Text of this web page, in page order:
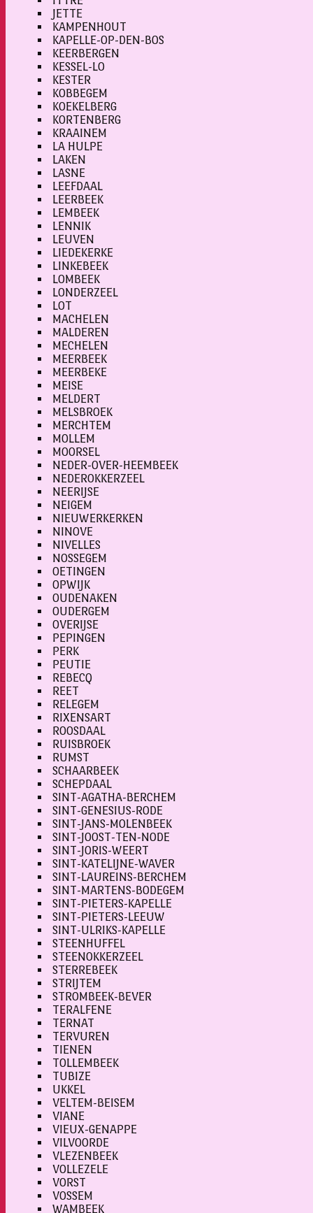
JETTE
KAMPENHOUT
KAPELLE-OP-DEN-BOS
KEERBERGEN
KESSEL-LO
KESTER
KOBBEGEM
KOEKELBERG
KORTENBERG
KRAAINEM
LA HULPE
LAKEN
LASNE
LEEFDAAL
LEERBEEK
LEMBEEK
LENNIK
LEUVEN
LIEDEKERKE
LINKEBEEK
LOMBEEK
LONDERZEEL
LOT
MACHELEN
MALDEREN
MECHELEN
MEERBEEK
MEERBEKE
MEISE
MELDERT
MELSBROEK
MERCHTEM
MOLLEM
MOORSEL
NEDER-OVER-HEEMBEEK
NEDEROKKERZEEL
NEERIJSE
NEIGEM
NIEUWERKERKEN
NINOVE
NIVELLES
NOSSEGEM
OETINGEN
OPWIJK
OUDENAKEN
OUDERGEM
OVERIJSE
PEPINGEN
PERK
PEUTIE
REBECQ
REET
RELEGEM
RIXENSART
ROOSDAAL
RUISBROEK
RUMST
SCHAARBEEK
SCHEPDAAL
SINT-AGATHA-BERCHEM
SINT-GENESIUS-RODE
SINT-JANS-MOLENBEEK
SINT-JOOST-TEN-NODE
SINT-JORIS-WEERT
SINT-KATELIJNE-WAVER
SINT-LAUREINS-BERCHEM
SINT-MARTENS-BODEGEM
SINT-PIETERS-KAPELLE
SINT-PIETERS-LEEUW
SINT-ULRIKS-KAPELLE
STEENHUFFEL
STEENOKKERZEEL
STERREBEEK
STRIJTEM
STROMBEEK-BEVER
TERALFENE
TERNAT
TERVUREN
TIENEN
TOLLEMBEEK
TUBIZE
UKKEL
VELTEM-BEISEM
VIANE
VIEUX-GENAPPE
VILVOORDE
VLEZENBEEK
VOLLEZELE
VORST
VOSSEM
WAMBEEK